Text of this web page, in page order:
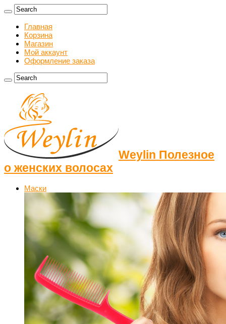
Главная
Корзина
Магазин
Мой аккаунт
Оформление заказа
Weylin Полезное
о женских волосах
Маски